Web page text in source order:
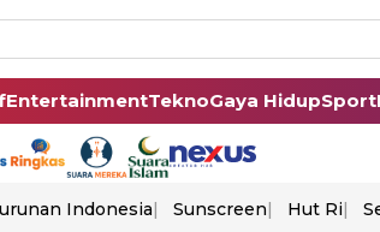
EntertainmentTeknoGaya HidupSport
Indonesia Sunscreen Hut Ri